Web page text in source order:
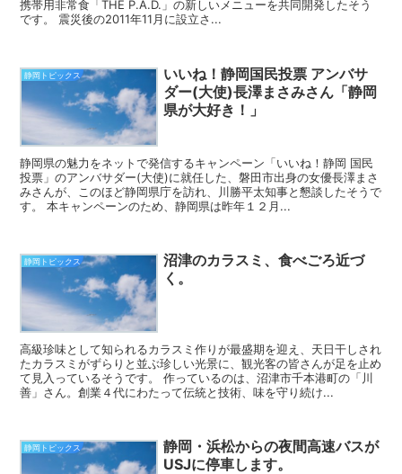
携帯用非常食「THE P.A.D.」の新しいメニューを共同開発したそう
です。 震災後の2011年11月に設立さ...
静岡トピックス
いいね！静岡国民投票 アンバサ
ダー(大使)長澤まさみさん「静岡
県が大好き！」
静岡県の魅力をネットで発信するキャンペーン「いいね！静岡 国民
投票」のアンバサダー(大使)に就任した、磐田市出身の女優長澤まさ
みさんが、このほど静岡県庁を訪れ、川勝平太知事と懇談したそうで
す。 本キャンペーンのため、静岡県は昨年１２月...
静岡トピックス
沼津のカラスミ、食べごろ近づ
く。
高級珍味として知られるカラスミ作りが最盛期を迎え、天日干しされ
たカラスミがずらりと並ぶ珍しい光景に、観光客の皆さんが足を止め
て見入っているそうです。 作っているのは、沼津市千本港町の「川
善」さん。創業４代にわたって伝統と技術、味を守り続け...
静岡トピックス
静岡・浜松からの夜間高速バスが
USJに停車します。